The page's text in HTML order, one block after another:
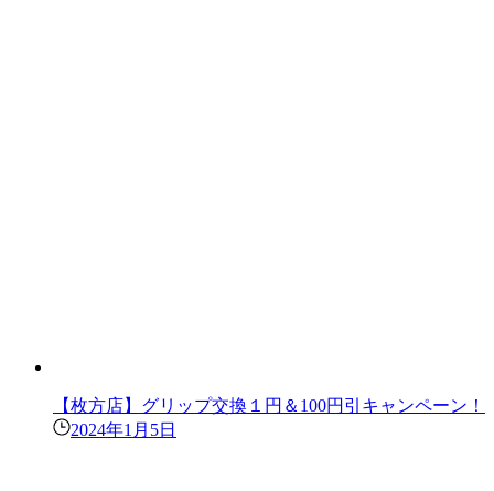
【枚方店】グリップ交換１円＆100円引キャンペーン！
2024年1月5日